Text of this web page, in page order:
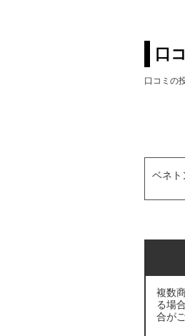
口
口コミの
ベネト
複数
る場
合が